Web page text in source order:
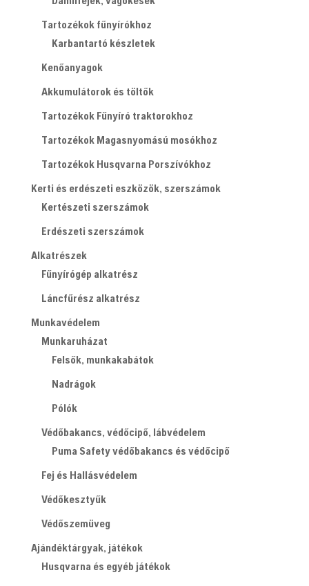
Tartozékok fűnyírókhoz
Karbantartó készletek
Kenőanyagok
Akkumulátorok és töltők
Tartozékok Fűnyíró traktorokhoz
Tartozékok Magasnyomású mosókhoz
Tartozékok Husqvarna Porszívókhoz
Kerti és erdészeti eszközök, szerszámok
Kertészeti szerszámok
Erdészeti szerszámok
Alkatrészek
Fűnyírógép alkatrész
Láncfűrész alkatrész
Munkavédelem
Munkaruházat
Felsők, munkakabátok
Nadrágok
Pólók
Védőbakancs, védőcipő, lábvédelem
Puma Safety védőbakancs és védőcipő
Fej és Hallásvédelem
Védőkesztyűk
Védőszemüveg
Ajándéktárgyak, játékok
Husqvarna és egyéb játékok